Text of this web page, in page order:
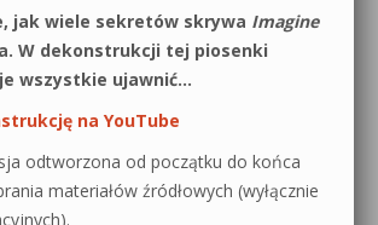
jak wiele sekretów skrywa Imagine
W dekonstrukcji tej piosenki
wszystkie ujawnić…
na YouTube
odtworzona od początku do końca
materiałów źródłowych (wyłącznie